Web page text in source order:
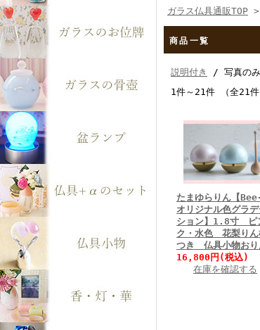
ガラス仏具通販TOP >
商品一覧
説明付き
/ 写真のみ
1件～21件 （全21件
たまゆらりん【
オリジナル色グラ
ション】1.8寸 ピ
ク・水色 花梨りん
つき 仏具小物おり
16,800円(税込)
在庫を確認する